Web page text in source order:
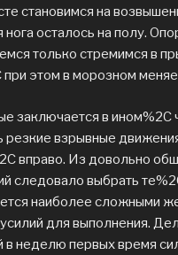
становимся на
осталось на полу.
только стремимся в
при этом в морозном
заключается в ином%2C
резкие взрывные
вправо. Из довольно
следовало выбрать
наиболее сложными
для выполнения.
в неделю первых время